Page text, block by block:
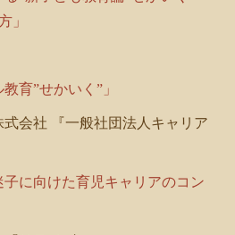
」
育”せかいく”」
会社 『一般社団法人キャリア
子に向けた育児キャリアのコン